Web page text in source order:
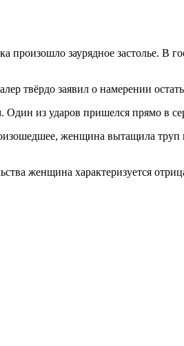
произошло заурядное застолье. В
твёрдо заявил о намерении
из ударов пришелся прямо в
женщина вытащила
женщина характеризуется